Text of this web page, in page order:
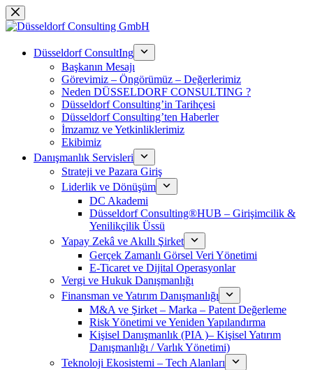
Saltar
al
Düsseldorf ConsultIng
Başkanın Mesajı
Görevimiz – Öngörümüz – Değerlerimiz
Neden DÜSSELDORF CONSULTING ?
Düsseldorf Consulting’in Tarihçesi
Düsseldorf Consulting’ten Haberler
İmzamız ve Yetkinliklerimiz
Ekibimiz
Danışmanlık Servisleri
Strateji ve Pazara Giriş
Liderlik ve Dönüşüm
DC Akademi
Düsseldorf Consulting®HUB – Girişimcilik &
Yenilikçilik Üssü
Yapay Zekâ ve Akıllı Şirket
Gerçek Zamanlı Görsel Veri Yönetimi
E-Ticaret ve Dijital Operasyonlar
Vergi ve Hukuk Danışmanlığı
Finansman ve Yatırım Danışmanlığı
M&A ve Şirket – Marka – Patent Değerleme
Risk Yönetimi ve Yeniden Yapılandırma
Kişisel Danışmanlık (PIA )– Kişisel Yatırım
Danışmanlığı / Varlık Yönetimi)
Teknoloji Ekosistemi – Tech Alanları